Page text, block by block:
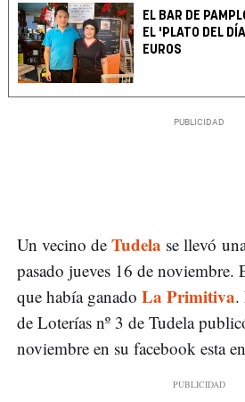
EL BAR DE
EL 'PLATO DEL
EUROS
Un vecino de Tudela se llevó
pasado jueves 16 de noviembre.
que había ganado La Primitiva.
de Loterías nº 3 de Tudela
noviembre en su facebook esta